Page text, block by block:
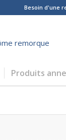
Besoin d'une
Produits